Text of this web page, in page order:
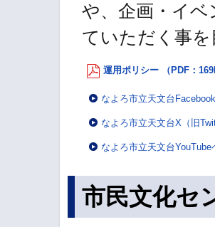
や、企画・イ
ていただく事
運用ポリシー （PDF：
なよろ市立天文台
なよろ市立天文台X（旧
なよろ市立天文台YouTube
市民文化セ